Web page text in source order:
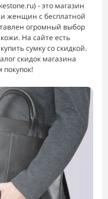
- это магазин
женщин с бесплатной
огромный выбор
На сайте есть
сумку со скидкой.
скидок магазина
покупок!